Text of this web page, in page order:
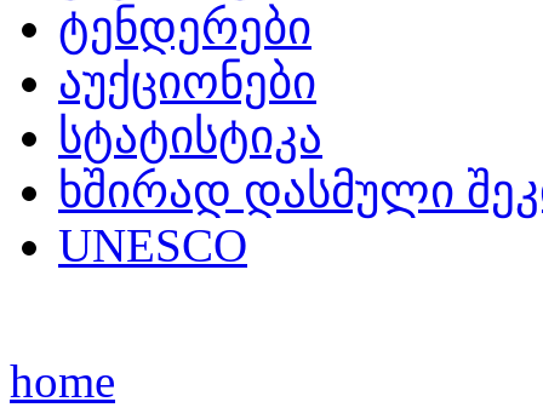
ტენდერები
აუქციონები
სტატისტიკა
ხშირად დასმული
UNESCO
home